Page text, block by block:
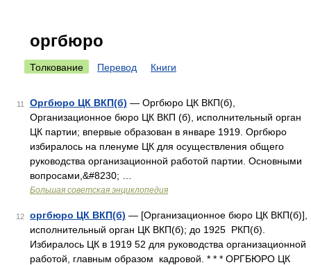
оргбюро
Толкование Перевод Книги
11 Оргбюро ЦК ВКП(б) — Оргбюро ЦК ВКП(б),
Организационное бюро ЦК ВКП (б), исполнительный орган
ЦК партии; впервые образован в январе 1919. Оргбюро
избиралось на пленуме ЦК для осуществления общего
руководства организационной работой партии. Основными
вопросами,&#8230; …
Большая советская энциклопедия
12 оргбюро ЦК ВКП(б) — [Организационное бюро ЦК ВКП(б)],
исполнительный орган ЦК ВКП(б); до 1925 РКП(б).
Избиралось ЦК в 1919 52 для руководства организационной
работой, главным образом кадровой. * * * ОРГБЮРО ЦК